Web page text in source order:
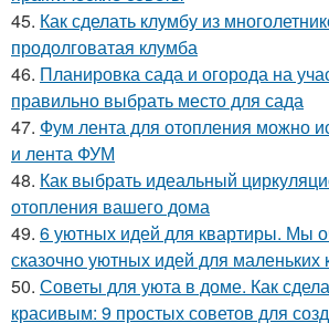
45. Как сделать клумбу из
продолговатая клумба
46. Планировка сада и огорода на
правильно выбрать место для сада
47. Фум лента для отопления можно
и лента ФУМ
48. Как выбрать идеальный
отопления вашего дома
49. 6 уютных идей для квартиры. Мы
сказочно уютных идей для маленьких
50. Советы для уюта в доме. Как
красивым: 9 простых советов для